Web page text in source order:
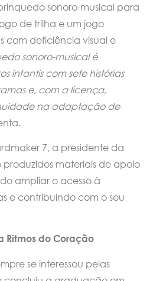
sonoro-musical para
de trilha e um jogo
com deficiência visual e
sonoro-musical é
infantis com sete histórias
e, com a licença,
na adaptação de
7, a presidente da
materiais de apoio
ampliar o acesso à
e contribuindo com o seu
Ritmos do Coração
se interessou pelas